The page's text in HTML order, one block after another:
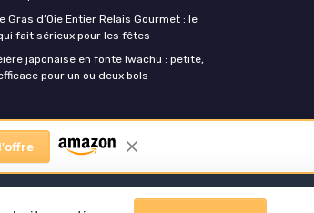
Gras d’Oie Entier Relais Gourmet : le
fait sérieux pour les fêtes
japonaise en fonte Iwachu : petite,
pour un ou deux bols